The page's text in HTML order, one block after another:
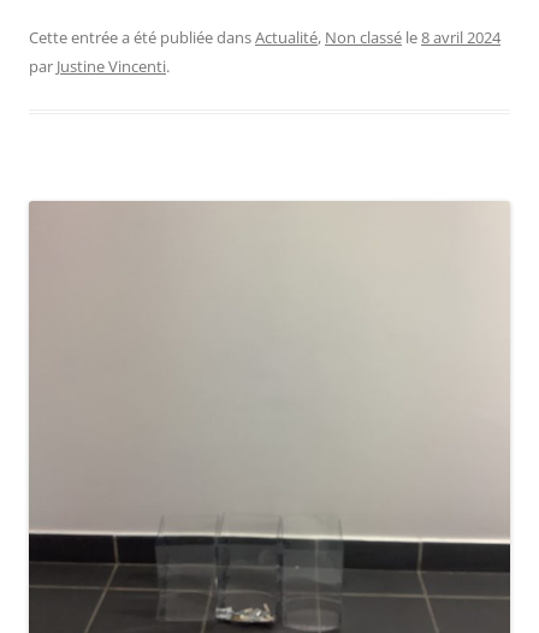
Cette entrée a été publiée dansActualité, Non classé le8 avril 2024
par Justine Vincenti.